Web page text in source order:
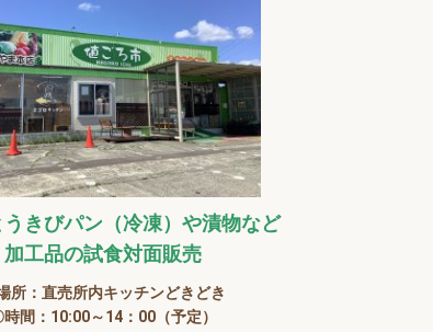
きびパン（冷凍）や漬物など
加工品の試食対面販売
所：直売所内キッチンどきどき
時間：10:00～14：00（予定）